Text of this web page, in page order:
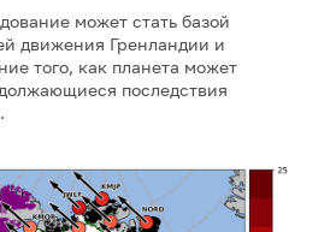
может стать базой
движения Гренландии и
того, как планета может
последствия